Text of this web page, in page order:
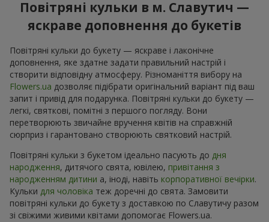
Повітряні кульки в м. Славутич —
яскраве доповнення до букетів
Повітряні кульки до букету — яскраве і лаконічне
доповнення, яке здатне задати правильний настрій і
створити відповідну атмосферу. Різноманіття вибору на
Flowers.ua дозволяє підібрати оригінальний варіант під ваш
запит і привід для подарунка. Повітряні кульки до букету —
легкі, святкові, помітні з першого погляду. Вони
перетворюють звичайне вручення квітів на справжній
сюрприз і гарантовано створюють святковий настрій.
Повітряні кульки з букетом ідеально пасують до дня
народження, дитячого свята, ювілею, привітання з
народженням дитини а, іноді, навіть корпоративної вечірки.
Кульки для чоловіка теж доречні до свята. Замовити
повітряні кульки до букету з доставкою по Славутичу разом
зі свіжими живими квітами допомогає Flowers.ua.